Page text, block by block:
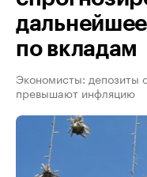
по вкладам
Экономисты: депозиты
превышают инфляцию